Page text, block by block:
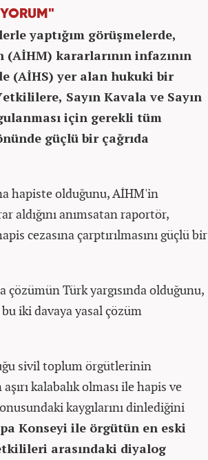
yaptığım görüşmelerde,
kararlarının infazının
(AİHS) yer alan hukuki bir
Sayın Kavala ve Sayın
için gerekli tüm
güçlü bir çağrıda
hapiste olduğunu, AİHM'in
aldığını anımsatan raportör,
cezasına çarptırılmasını güçlü bir
çözümün Türk yargısında olduğunu,
iki davaya yasal çözüm
sivil toplum örgütlerinin
kalabalık olması ile hapis ve
kaygılarını dinlediğini
Konseyi ile örgütün en eski
arasındaki diyalog